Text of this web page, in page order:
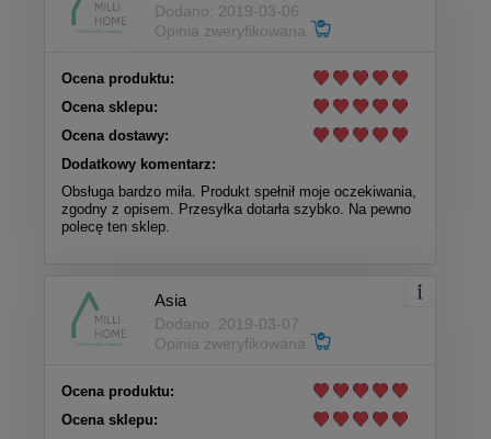
Dodano: 2019-03-06
Opinia zweryfikowana
Ocena produktu:
Ocena sklepu:
Ocena dostawy:
Dodatkowy komentarz:
Obsługa bardzo miła. Produkt spełnił moje oczekiwania,
zgodny z opisem. Przesyłka dotarła szybko. Na pewno
polecę ten sklep.
Asia
Dodano: 2019-03-07
Opinia zweryfikowana
Ocena produktu:
Ocena sklepu: